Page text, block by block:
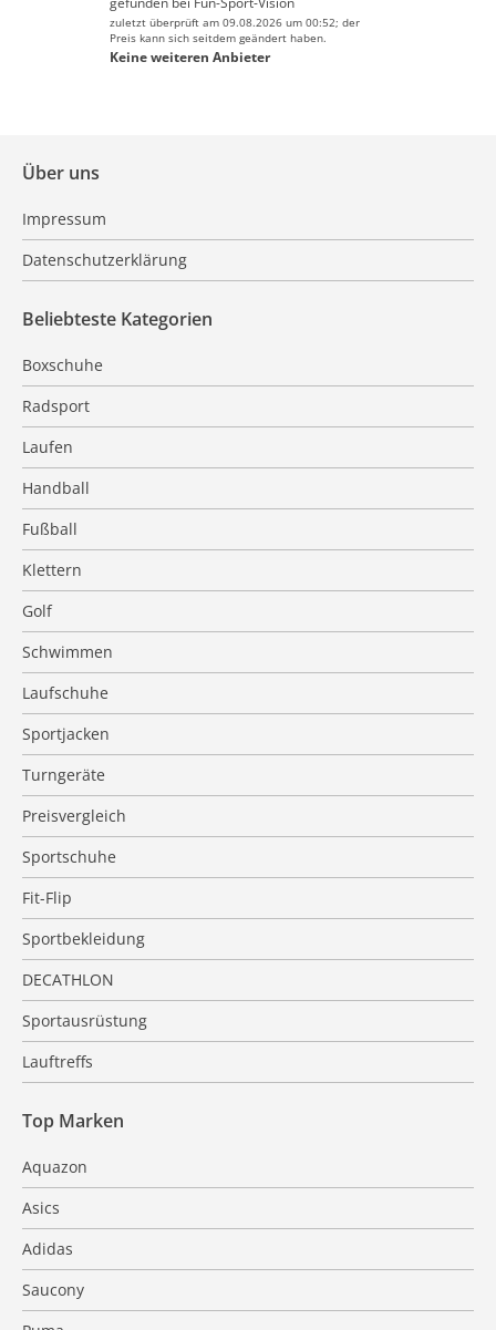
zuletzt überprüft am 09.08.2026 um 00:52; der
Preis kann sich seitdem geändert haben.
Keine weiteren Anbieter
Über uns
Impressum
Datenschutzerklärung
Beliebteste Kategorien
Boxschuhe
Radsport
Laufen
Handball
Fußball
Klettern
Golf
Schwimmen
Laufschuhe
Sportjacken
Turngeräte
Preisvergleich
Sportschuhe
Fit-Flip
Sportbekleidung
DECATHLON
Sportausrüstung
Lauftreffs
Top Marken
Aquazon
Asics
Adidas
Saucony